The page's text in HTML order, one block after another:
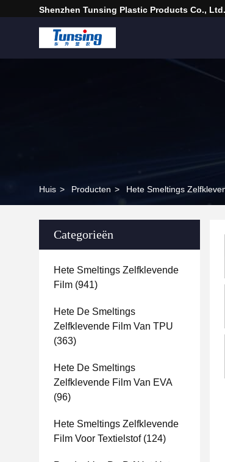
Shenzhen Tunsing Plastic Products Co., Ltd.
Huis > Producten > Hete Smeltings
Categorieën
Hete Smeltings Zelfklevende
Film (941)
Hete De Smeltings
Zelfklevende Film Van TPU
(363)
Hete De Smeltings
Zelfklevende Film Van EVA
(96)
Hete Smeltings Zelfklevende
Film Voor Textielstof(124)